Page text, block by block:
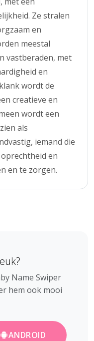
Ze stralen
en
meestal
vastberaden, met
en
wordt de
creatieve en
wordt een
als
iemand die
en
en te zorgen.
Name Swiper
hem ook mooi
ANDROID